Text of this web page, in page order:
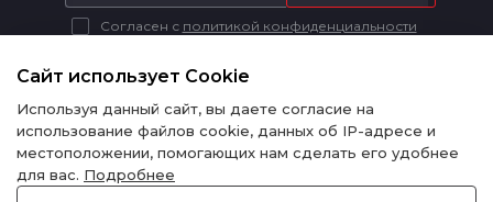
Согласен с политикой конфиденциальности
информационный характер и ни при каких условиях не является
публичной офертой в соответствии с п. 2 ст. 437 ГК РФ.
Сайт использует Cookie
Используя данный сайт, вы даете согласие на
использование файлов cookie, данных об IP-адресе и
местоположении, помогающих нам сделать его удобнее
для вас. Подробнее